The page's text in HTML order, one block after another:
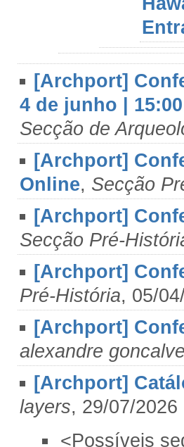
[Archport]
4 de junho |
Secção de
[Archport]
Online, Secção
[Archport]
Secção Pré-
[Archport]
Pré-História, 05/
[Archport]
alexandre
[Archport]
layers, 29/07/2026
<Possíveis